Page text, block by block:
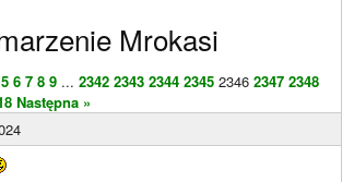
Mrokasi
5 6 7 8 9 ... 2342 2343 2344 2345 2346 2347 2348
Następna »